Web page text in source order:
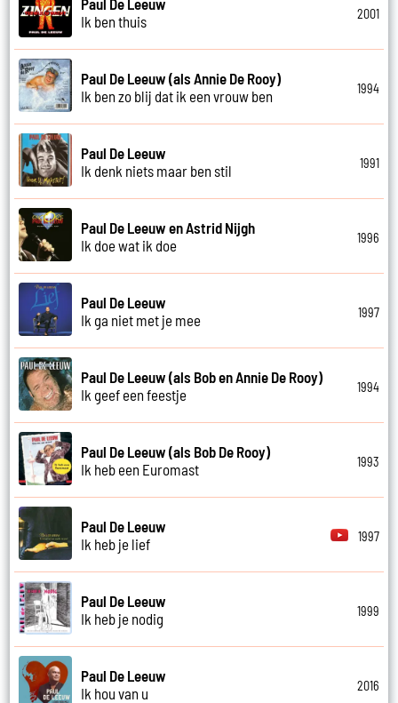
Ik ben thuis
2001
Paul De Leeuw (als Annie De Rooy)
Ik ben zo blij dat ik een vrouw ben
1994
Paul De Leeuw
Ik denk niets maar ben stil
1991
Paul De Leeuw en Astrid Nijgh
Ik doe wat ik doe
1996
Paul De Leeuw
Ik ga niet met je mee
1997
Paul De Leeuw (als Bob en Annie De Rooy)
Ik geef een feestje
1994
Paul De Leeuw (als Bob De Rooy)
Ik heb een Euromast
1993
Paul De Leeuw
Ik heb je lief
1997
Paul De Leeuw
Ik heb je nodig
1999
Paul De Leeuw
Ik hou van u
2016